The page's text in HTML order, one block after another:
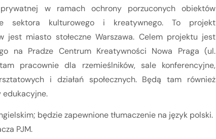
w ramach ochrony porzuconych obiektów
sektora kulturowego i kreatywnego. To projekt
jest miasto stołeczne Warszawa. Celem projektu jest
na Pradze Centrum Kreatywności Nowa Praga (ul.
pracownie dla rzemieślników, sale konferencyjne,
i działań społecznych. Będą tam również
edukacyjne.
będzie zapewnione tłumaczenie na język polski.
PJM.